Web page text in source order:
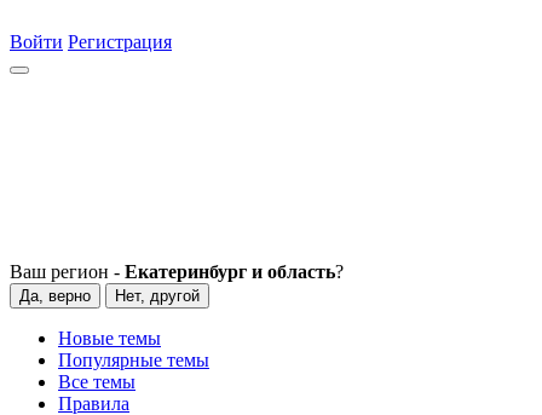
Войти Регистрация
Ваш регион - Екатеринбург и область?
Да, верно Нет, другой
Новые темы
Популярные темы
Все темы
Правила